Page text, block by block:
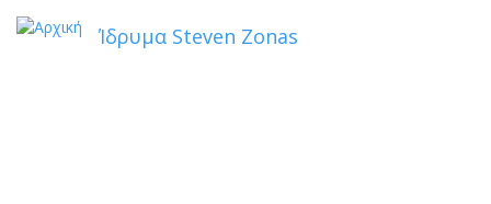
Ίδρυμα Steven Zonas